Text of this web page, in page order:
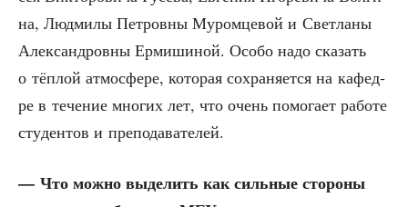
на, Люд­ми­лы Пет­ров­ны Муром­це­вой и Свет­ла­ны
Алек­сан­дров­ны Ерми­ши­ной. Осо­бо надо ска­зать
о тёп­лой атмо­сфе­ре, кото­рая сохра­ня­ет­ся на кафед­
ре в тече­ние мно­гих лет, что очень помо­га­ет рабо­те
сту­ден­тов и преподавателей.
— Что мож­но выде­лить как силь­ные сто­ро­ны